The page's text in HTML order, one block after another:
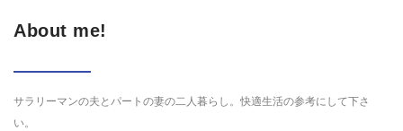
About me!
サラリーマンの夫とパートの妻の二人暮らし。快適生活の参考にして下さ
い。